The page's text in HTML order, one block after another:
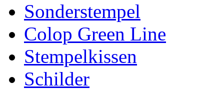
Sonderstempel
Colop Green Line
Stempelkissen
Schilder